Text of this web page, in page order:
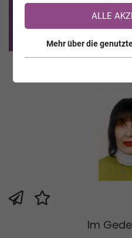
Sie sind noch nicht auf
>> zur
Im
ALLE
Mehr über die